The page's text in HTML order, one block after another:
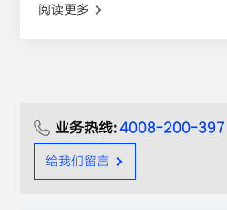
阅读更多
业务热线:4008-200-397
给我们留言